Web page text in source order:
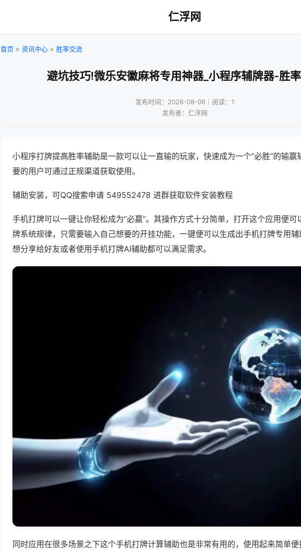
仁浮网
首页 > 资讯中心 > 胜率交流
避坑技巧!微乐安徽麻将专用神器_小程序辅牌器-胜
发布时间：2026-08-06｜阅读：1
发布者：仁浮网
小程序打牌提高胜率辅助是一款可以让一直输的玩家，快速成为一个“必胜”的输赢
要的用户可通过正规渠道获取使用。
辅助安装，可QQ搜索申请 549552478 进群获取软件安装教程
手机打牌可以一键让你轻松成为“必赢”。其操作方式十分简单，打开这个应用便可
牌系统规律，只需要输入自己想要的开挂功能，一键便可以生成出手机打牌专用
想分享给好友或者使用手机打牌AI辅助都可以满足需求。
同时应用在很多场景之下这个手机打牌计算辅助也是非常有用的，使用起来简单